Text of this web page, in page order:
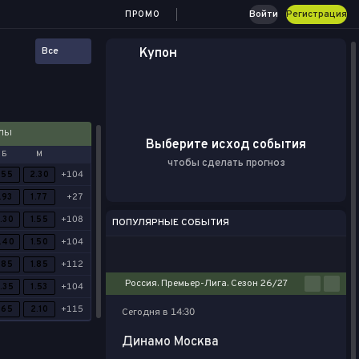
ПРОМО Войти Регистрация
Все
Б
М
2.30
+104
1.77
+27
1.55
+108
1.50
+104
1.85
+112
1.53
+104
2.10 +115
Купон
Выберите исход события
чтобы сделать прогноз
ПОПУЛЯРНЫЕ СОБЫТИЯ
Россия. Премьер-Лига. Сезон 26/27
Сегодня в 14:30
Динамо Москва